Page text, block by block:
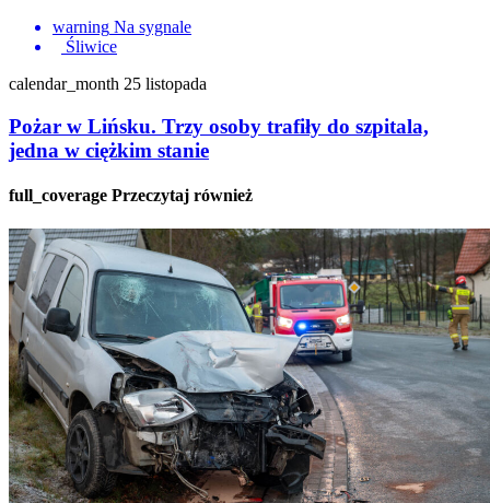
warning Na sygnale
Śliwice
calendar_month 25 listopada
Pożar w Lińsku. Trzy osoby trafiły do szpitala,
jedna w ciężkim stanie
full_coverage Przeczytaj również